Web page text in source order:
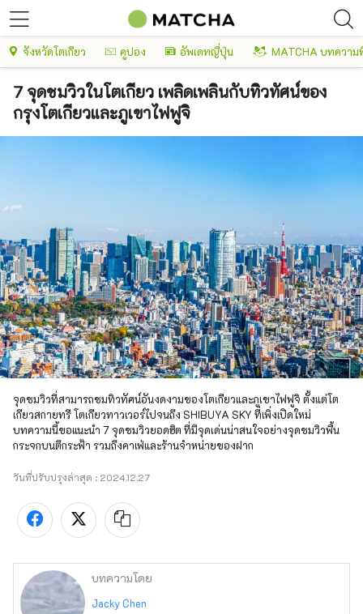
จังหวัดโตเกียว คูปอง อัพเดทญี่ปุ่น MATCHA บทความ
7 จุดชมวิวในโตเกียว เพลิดเพลินกับทิวทัศน์ของ
กรุงโตเกียวและภูเขาไฟฟูจิ
จุดชมวิวที่สามารถชมทิวทัศน์อันงดงามของโตเกียวและภูเขาไฟฟูจิ ตั้งแต่โต
เกียวสกายทรี โตเกียวทาวเวอร์ไปจนถึง SHIBUYA SKY ที่เพิ่งเปิดใหม่
บทความนี้ขอแนะนำ 7 จุดชมวิวยอดฮิต ที่มีจุดเด่นน่าสนใจอย่างจุดชมวิวพื้น
กระจกบนตึกระฟ้า รวมถึงคาเฟ่และร้านจำหน่ายของฝาก
วันที่ปรับปรุงล่าสุด : 2024.12.27
บทความโดย
Jacky Chen